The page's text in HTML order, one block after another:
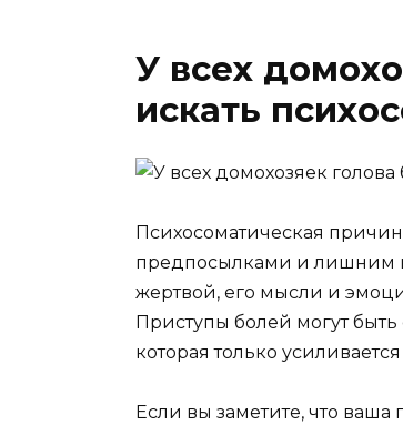
У всех
искать
Психосоматическая
предпосылками и лишним
жертвой, его мысли и
Приступы болей могут
которая только
Если вы заметите, что ваша